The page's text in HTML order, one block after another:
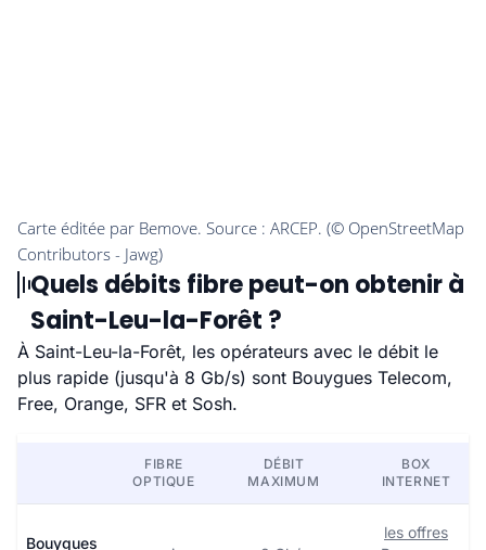
Quels débits fibre peut-on obtenir à
Saint-Leu-la-Forêt ?
À Saint-Leu-la-Forêt, les opérateurs avec le débit le
plus rapide (jusqu'à 8 Gb/s) sont Bouygues Telecom,
Free, Orange, SFR et Sosh.
FIBRE
OPTIQUE
DÉBIT
MAXIMUM
BOX
INTERNET
Bouygues
les offres